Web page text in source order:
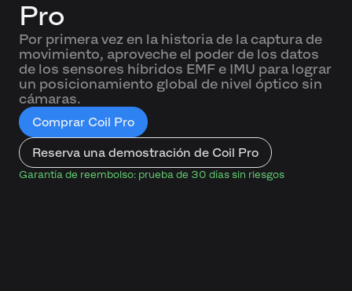
Pro
Por primera vez en la historia de la captura de
movimiento, aproveche el poder de los datos
de los sensores híbridos EMF e IMU para lograr
un posicionamiento global de nivel óptico sin
cámaras.
Comprar Coil Pro
Reserva una demostración de Coil Pro
Garantía de reembolso: prueba de 30 días sin riesgos